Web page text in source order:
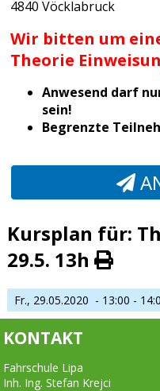
4840 Vöcklabruck
Wir bitten um
Theorie
Anwesend darf
sein!
Begrenzte
Kursplan für:
29.5. 13h
Fr., 29.05.2020 - 13:00 -
KONTAKT
Fahrschule Lipa
Inh. Ing. Stefan Krejci